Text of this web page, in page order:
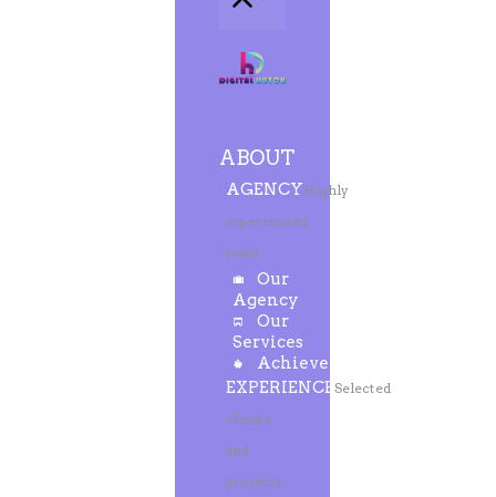
ABOUT
AGENCYHighly
experienced
team
Our
Agency
Our
Services
Achievements
EXPERIENCE Selected
clients
and
projects